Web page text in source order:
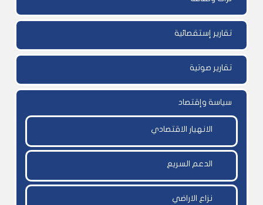
تقارير إستقصائية
تقارير صوتية
سياسة وإقتصاد
الانهيار الاقتصادي
الدعم السريع
نزاع الاراضي